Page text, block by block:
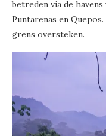
betreden via de
Puntarenas en
grens oversteken.